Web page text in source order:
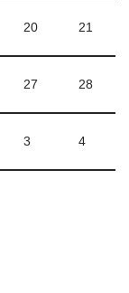
20 21
27 28
3 4